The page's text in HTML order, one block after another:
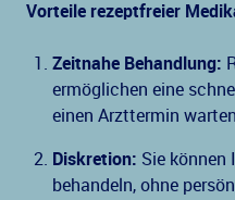
Vorteile rezeptfreier
Zeitnahe Behandlung:
ermöglichen eine
einen Arzttermin
Diskretion: Sie können
behandeln, ohne